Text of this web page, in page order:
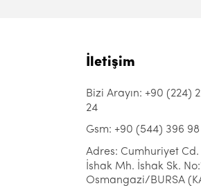
İletişim
Bizi Arayın: +90 (224)
24
Gsm: +90 (544) 396 98
Adres: Cumhuriyet Cd.
İshak Mh. İshak Sk.
Osmangazi/BURSA